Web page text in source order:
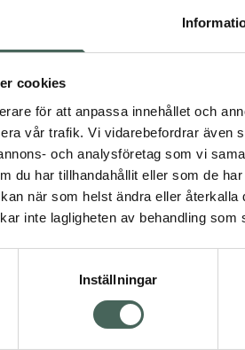
cookies
för att anpassa innehållet och
vår trafik. Vi vidarebefordrar även
och analysföretag som vi
du har tillhandahållit eller som de
när som helst ändra eller
inte lagligheten av behandling som
Inställningar
Dölj
Visa
Skåne i syd